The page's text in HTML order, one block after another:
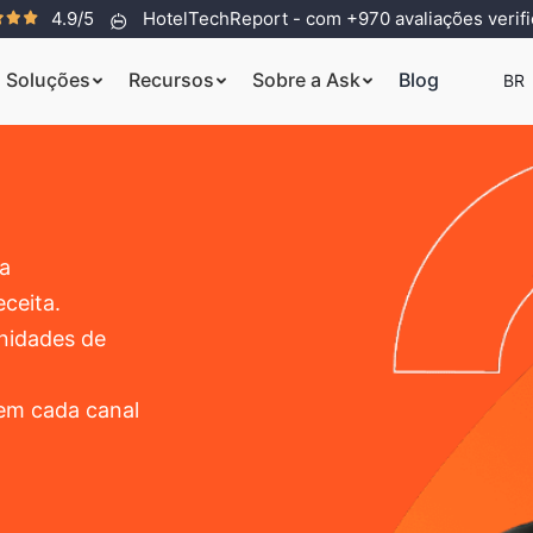
4.9/5 HotelTechReport - com +970 avaliações
Soluções Recursos Sobre a Ask Blog BR
de
cada canal